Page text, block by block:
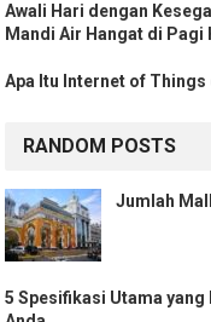
Awali Hari dengan
Mandi Air Hangat di Pagi
Apa Itu Internet of Things
RANDOM POSTS
Jumlah
5 Spesifikasi Utama yang